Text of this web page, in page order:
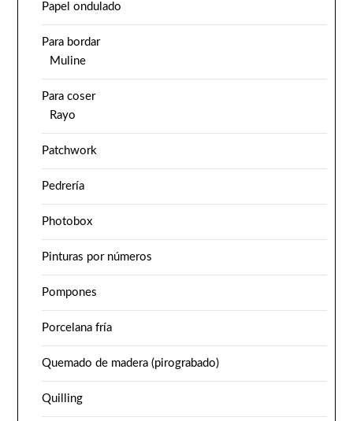
Papel ondulado
Para bordar
Muline
Para coser
Rayo
Patchwork
Pedrería
Photobox
Pinturas por números
Pompones
Porcelana fría
Quemado de madera (pirograbado)
Quilling